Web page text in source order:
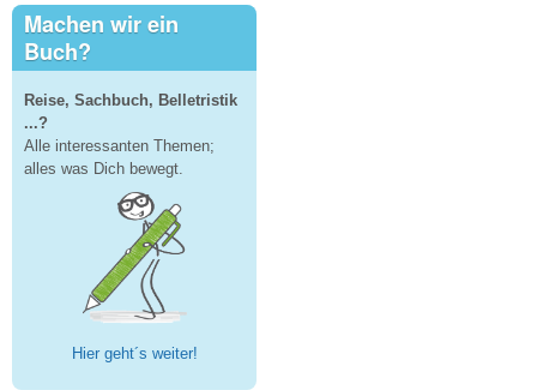
Machen wir ein
Buch?
Reise, Sachbuch, Belletristik
...?
Alle interessanten Themen;
alles was Dich bewegt.
Hier geht´s weiter!